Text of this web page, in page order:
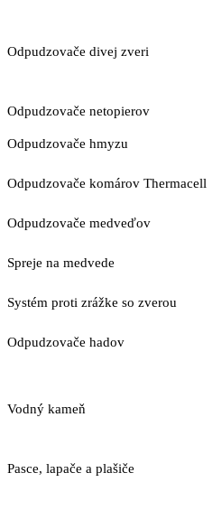
Odpudzovače divej zveri
Odpudzovače netopierov
Odpudzovače hmyzu
Odpudzovače komárov Thermacell
Odpudzovače medveďov
Spreje na medvede
Systém proti zrážke so zverou
Odpudzovače hadov
Vodný kameň
Pasce, lapače a plašiče